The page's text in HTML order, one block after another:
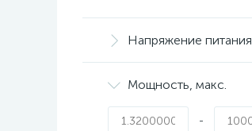
синий
Напряжение питания
Мощность, макс.
-